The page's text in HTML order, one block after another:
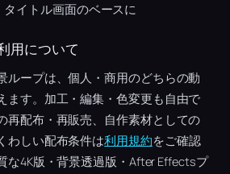
タイトル画面のベースに
用について
ループは、個人・商用のどちらの動
ます。加工・編集・色変更も自由で
再配布・再販売、自作素材としての
わしい配布条件は利用規約をご確認
な4K版・背景透過版・After Effectsプ